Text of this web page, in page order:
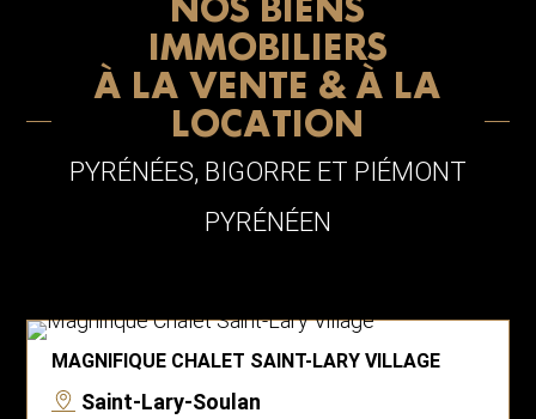
NOS BIENS
IMMOBILIERS
À LA VENTE & À LA
LOCATION
PYRÉNÉES, BIGORRE ET PIÉMONT
PYRÉNÉEN
MAGNIFIQUE CHALET SAINT-LARY VILLAGE
Saint-Lary-Soulan